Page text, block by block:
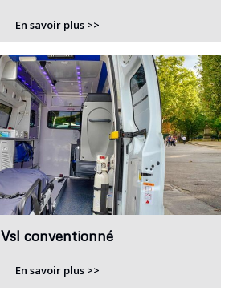
En savoir plus >>
Vsl conventionné
En savoir plus >>